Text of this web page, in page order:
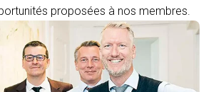
proposées à nos membres.